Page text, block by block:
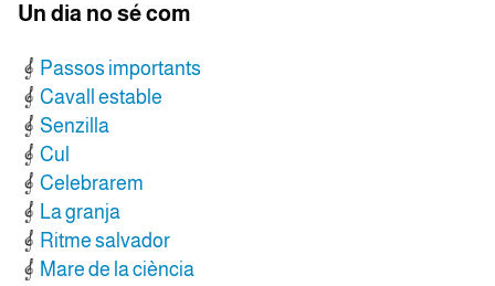
Un dia no sé com
Passos importants
Cavall estable
Senzilla
Cul
Celebrarem
La granja
Ritme salvador
Mare de la ciència